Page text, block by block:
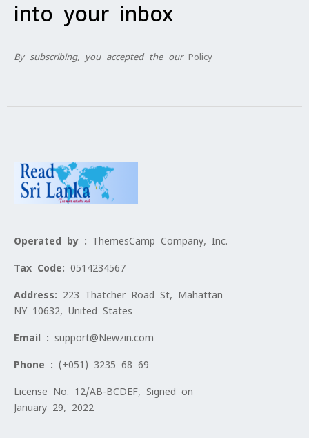
into your inbox
By subscribing, you accepted the our Policy
Operated by : ThemesCamp Company, Inc.
Tax Code: 0514234567
Address: 223 Thatcher Road St, Mahattan
NY 10632, United States
Email : support@Newzin.com
Phone : (+051) 3235 68 69
License No. 12/AB-BCDEF, Signed on
January 29, 2022